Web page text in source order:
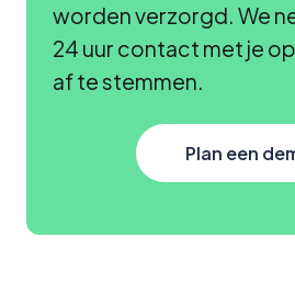
worden verzorgd. We
24 uur contact met je
af te stemmen.
Plan een